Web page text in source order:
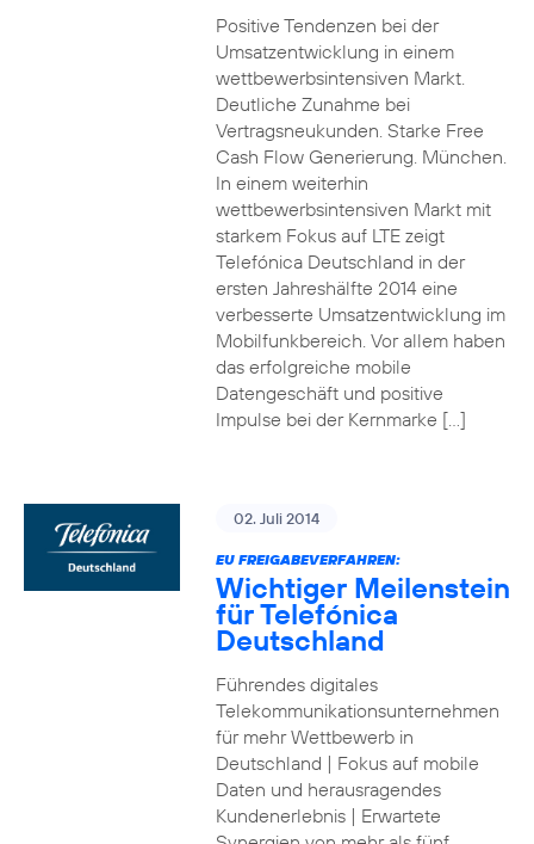
Positive Tendenzen bei der
Umsatzentwicklung in einem
wettbewerbsintensiven Markt.
Deutliche Zunahme bei
Vertragsneukunden. Starke Free
Cash Flow Generierung. München.
In einem weiterhin
wettbewerbsintensiven Markt mit
starkem Fokus auf LTE zeigt
Telefónica Deutschland in der
ersten Jahreshälfte 2014 eine
verbesserte Umsatzentwicklung im
Mobilfunkbereich. Vor allem haben
das erfolgreiche mobile
Datengeschäft und positive
Impulse bei der Kernmarke […]
02. Juli 2014
EU FREIGABEVERFAHREN:
Wichtiger Meilenstein
für Telefónica
Deutschland
Führendes digitales
Telekommunikationsunternehmen
für mehr Wettbewerb in
Deutschland | Fokus auf mobile
Daten und herausragendes
Kundenerlebnis | Erwartete